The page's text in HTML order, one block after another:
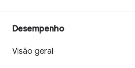
Desempenho
Visão geral